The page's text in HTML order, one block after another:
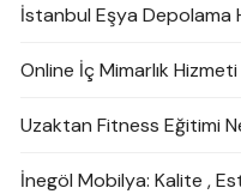
İstanbul Eşya Depolama
Online İç Mimarlık Hizmeti
Uzaktan Fitness Eğitimi
İnegöl Mobilya: Kalite ,